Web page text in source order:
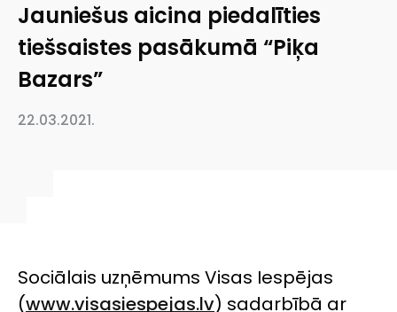
Jauniešus aicina piedalīties
tiešsaistes pasākumā “Piķa
Bazars”
22.03.2021.
Sociālais uzņēmums Visas Iespējas
(www.visasiespejas.lv) sadarbībā ar